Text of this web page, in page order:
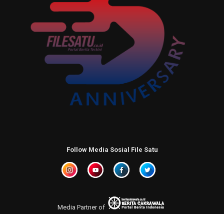
Follow Media Sosial File Satu
Media Partner of